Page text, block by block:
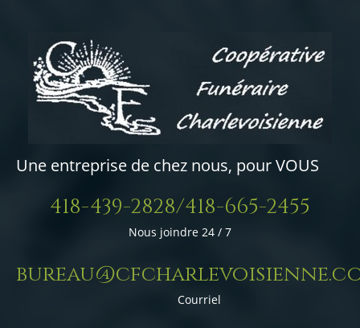
Une entreprise de chez nous, pour VOUS
418-439-2828/418-665-2455
Nous joindre 24 / 7
Courriel